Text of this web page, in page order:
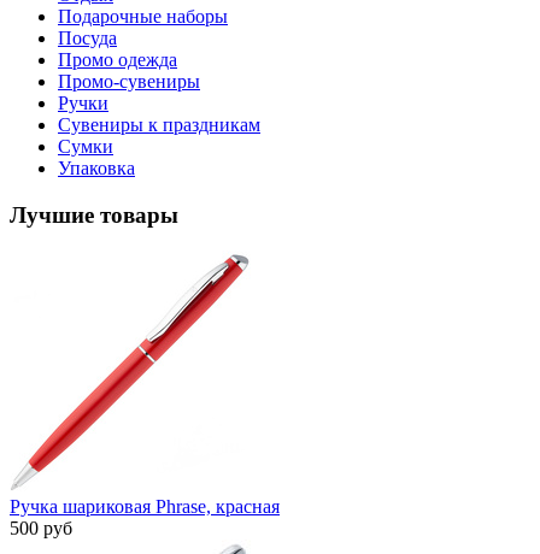
Подарочные наборы
Посуда
Промо одежда
Промо-сувениры
Ручки
Сувениры к праздникам
Сумки
Упаковка
Лучшие товары
Ручка шариковая Phrase, красная
500 руб